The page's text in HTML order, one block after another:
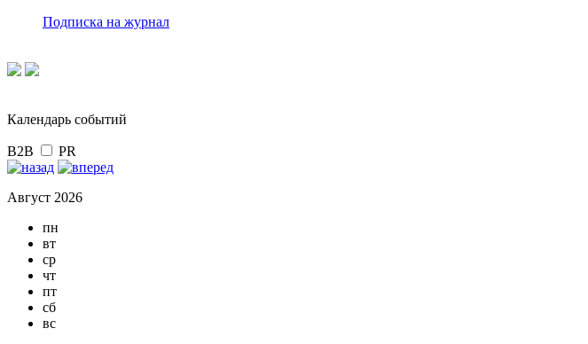
Подписка на журнал
Календарь событий
B2B PR
Август 2026
пн
вт
ср
чт
пт
сб
вс